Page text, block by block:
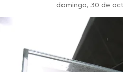
domingo, 30 de